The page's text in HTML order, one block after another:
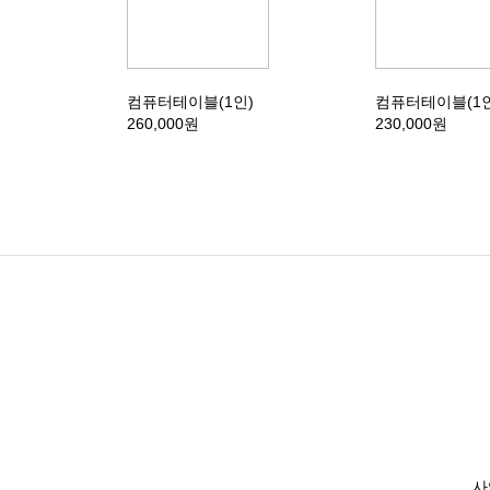
컴퓨터테이블(1인)
260,000원
컴퓨터테이블(1
230,000원